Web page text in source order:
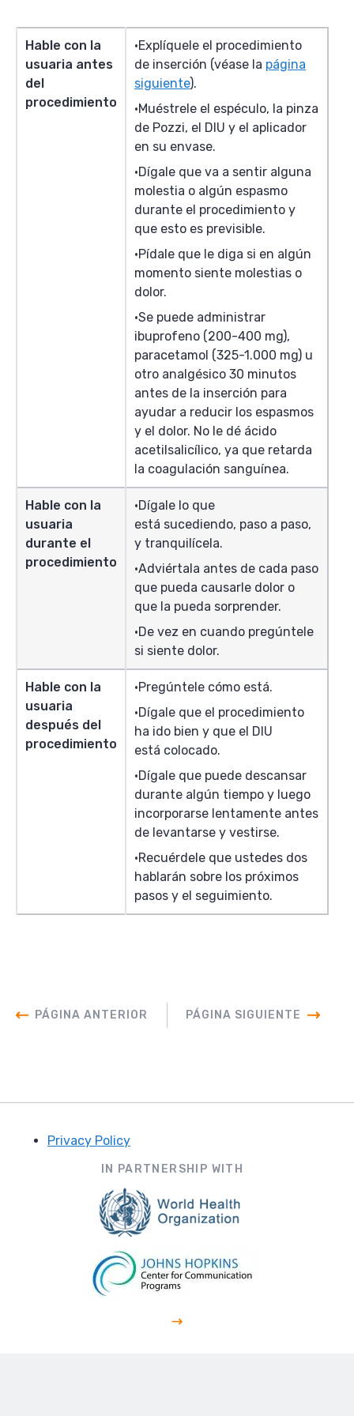
Hable con la
usuaria antes
del
procedimiento
Explíquele el procedimiento
de inserción (véase la página
siguiente).
Muéstrele el espéculo, la pinza
de Pozzi, el DIU y el aplicador
en su envase.
Dígale que va a sentir alguna
molestia o algún espasmo
durante el procedimiento y
que esto es previsible.
Pídale que le diga si en algún
momento siente molestias o
dolor.
Se puede administrar
ibuprofeno (200-400 mg),
paracetamol (325-1.000 mg) u
otro analgésico 30 minutos
antes de la inserción para
ayudar a reducir los espasmos
y el dolor. No le dé ácido
acetilsalicílico, ya que retarda
la coagulación sanguínea.
Hable con la
usuaria
durante el
procedimiento
Dígale lo que
está sucediendo, paso a paso,
y tranquilícela.
Adviértala antes de cada paso
que pueda causarle dolor o
que la pueda sorprender.
De vez en cuando pregúntele
si siente dolor.
Hable con la
usuaria
después del
procedimiento
Pregúntele cómo está.
Dígale que el procedimiento
ha ido bien y que el DIU
está colocado.
Dígale que puede descansar
durante algún tiempo y luego
incorporarse lentamente antes
de levantarse y vestirse.
Recuérdele que ustedes dos
hablarán sobre los próximos
pasos y el seguimiento.
PÁGINA ANTERIOR PÁGINA SIGUIENTE
Privacy Policy
IN PARTNERSHIP WITH